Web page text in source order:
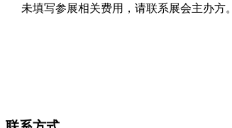
未填写参展相关费用，请联系展会主办方。